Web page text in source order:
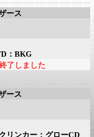
ース
：BKG
了しました
ース
リンカー：グローCD